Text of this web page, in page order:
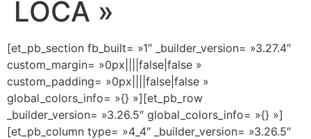
LOCA »
[et_pb_section fb_built= »1″ _builder_version= »3.27.4″
custom_margin= »0px||||false|false »
custom_padding= »0px||||false|false »
global_colors_info= »{} »][et_pb_row
_builder_version= »3.26.5″ global_colors_info= »{} »]
[et_pb_column type= »4_4″ _builder_version= »3.26.5″